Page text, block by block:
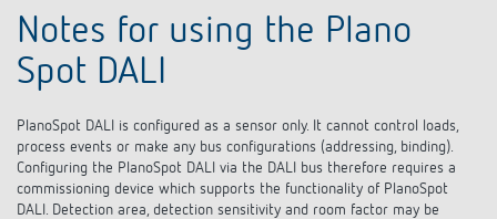
Commutation et variation fiables des LED
Aérez correctement: les capteurs de CO2
de Theben
Régulation de la température
Historique
Notes for using the Plano
Spot DALI
PlanoSpot DALI is configured as a sensor only. It cannot control loads,
process events or make any bus configurations (addressing, binding).
Configuring the PlanoSpot DALI via the DALI bus therefore requires a
commissioning device which supports the functionality of PlanoSpot
DALI. Detection area, detection sensitivity and room factor may be